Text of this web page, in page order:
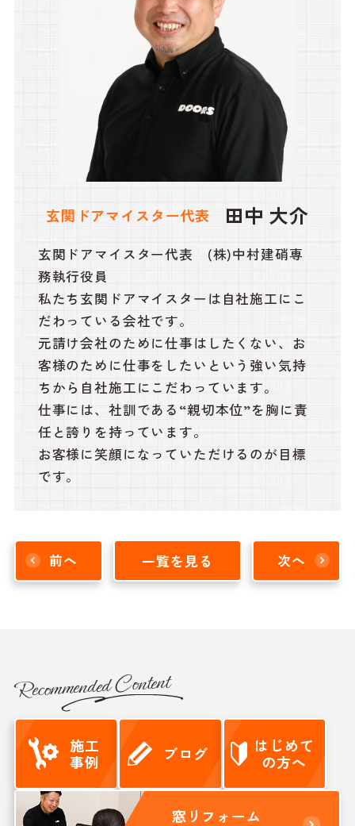
玄関ドアマイスター代表 田中 大介
玄関ドアマイスター代表 (株)中村建硝専
務執行役員
私たち玄関ドアマイスターは自社施工にこ
だわっている会社です。
元請け会社のために仕事はしたくない、お
客様のために仕事をしたいという強い気持
ちから自社施工にこだわっています。
仕事には、社訓である“親切本位”を胸に責
任と誇りを持っています。
お客様に笑顔になっていただけるのが目標
です。
前へ 一覧を見る 次へ
Recommended Content
施工
事例
ブログ
はじめて
の方へ
窓リフォーム